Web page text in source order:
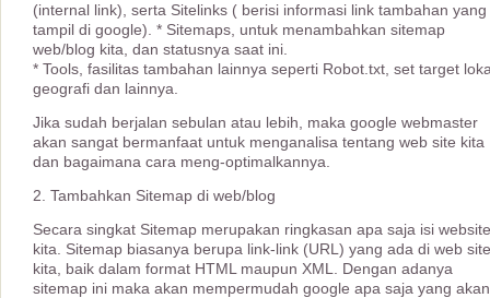
(internal link), serta Sitelinks ( berisi informasi link tambahan yang
tampil di google). * Sitemaps, untuk menambahkan sitemap
web/blog kita, dan statusnya saat ini.
* Tools, fasilitas tambahan lainnya seperti Robot.txt, set target
geografi dan lainnya.
Jika sudah berjalan sebulan atau lebih, maka google webmaster
akan sangat bermanfaat untuk menganalisa tentang web site kita
dan bagaimana cara meng-optimalkannya.
2. Tambahkan Sitemap di web/blog
Secara singkat Sitemap merupakan ringkasan apa saja isi website
kita. Sitemap biasanya berupa link-link (URL) yang ada di web site
kita, baik dalam format HTML maupun XML. Dengan adanya
sitemap ini maka akan mempermudah google apa saja yang